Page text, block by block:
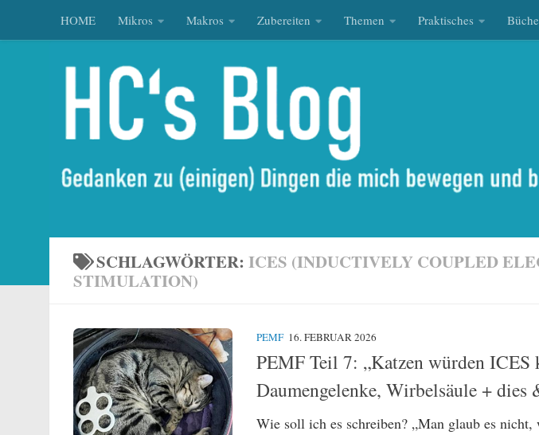
Zum Inhalt springen
HOME Mikros Makros Zubereiten Themen Praktisches
SCHLAGWÖRTER: ICES (INDUCTIVELY COUPLED
STIMULATION)
PEMF 16. FEBRUAR 2026
PEMF Teil 7: „Katzen würden ICES
Daumengelenke, Wirbelsäule + dies
Wie soll ich es schreiben? „Man glaub es nicht,